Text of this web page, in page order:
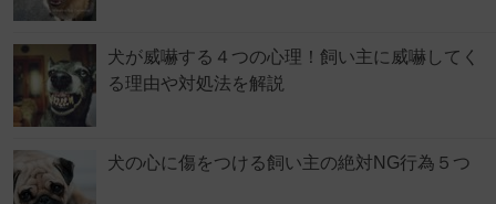
犬が威嚇する４つの心理！飼い主に威嚇してく
る理由や対処法を解説
犬の心に傷をつける飼い主の絶対NG行為５つ